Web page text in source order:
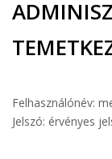
Felhasználónév:
Jelszó: érvényes